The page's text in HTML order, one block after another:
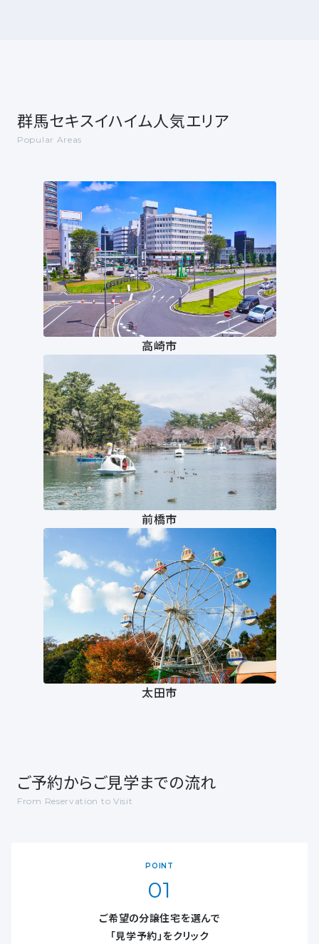
群馬セキスイハイム人気エリア
Popular Areas
高崎市
前橋市
太田市
ご予約からご見学までの流れ
From Reservation to Visit
POINT
01
ご希望の分譲住宅を選んで
「見学予約」をクリック